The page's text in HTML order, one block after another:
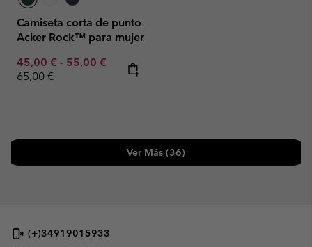
Camiseta corta de punto
Acker Rock™ para mujer
Minimum sale price:
45,00 € - Maximum sale price:
55,00 € Regular price:
65,00 €
Ver Más (36)
(+)34919015933